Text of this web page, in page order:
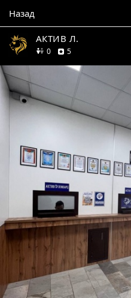
Назад
АКТИВ Л.
0друзей
5отзывов